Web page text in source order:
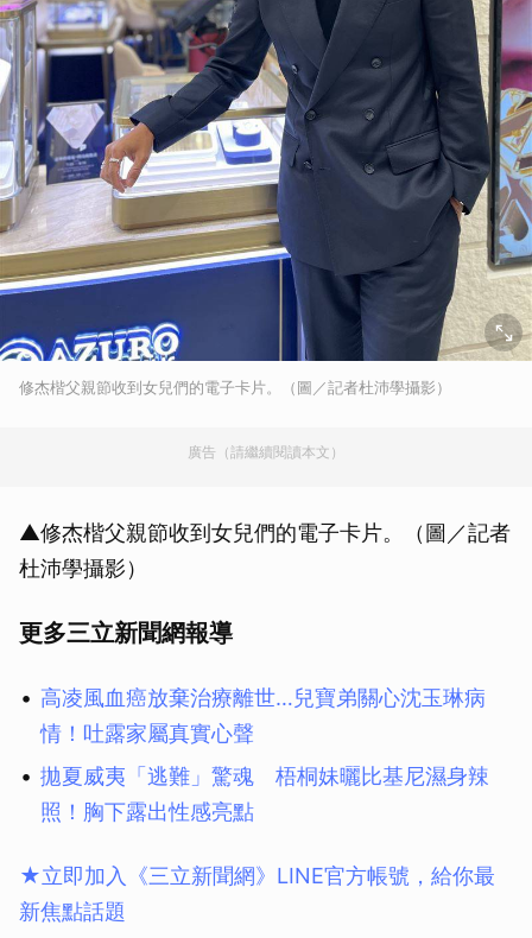
修杰楷父親節收到女兒們的電子卡片。（圖／記者杜沛學攝影）
廣告（請繼續閱讀本文）
▲修杰楷父親節收到女兒們的電子卡片。（圖／記者
杜沛學攝影）
更多三立新聞網報導
高凌風血癌放棄治療離世…兒寶弟關心沈玉琳病
情！吐露家屬真實心聲
拋夏威夷「逃難」驚魂 梧桐妹曬比基尼濕身辣
照！胸下露出性感亮點
★立即加入《三立新聞網》LINE官方帳號，給你最
新焦點話題